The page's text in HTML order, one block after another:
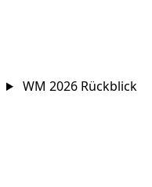
WM 2026 Rückblick